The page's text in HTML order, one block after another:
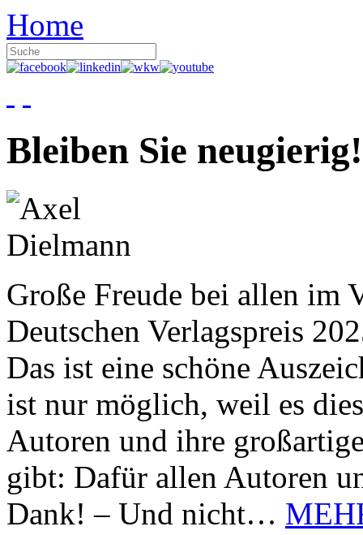
Home
Bleiben Sie neugierig!
Große Freude bei allen im
Deutschen Verlagspreis
Das ist eine schöne
ist nur möglich, weil es
Autoren und ihre
gibt: Dafür allen Autoren
Dank! – Und nicht…